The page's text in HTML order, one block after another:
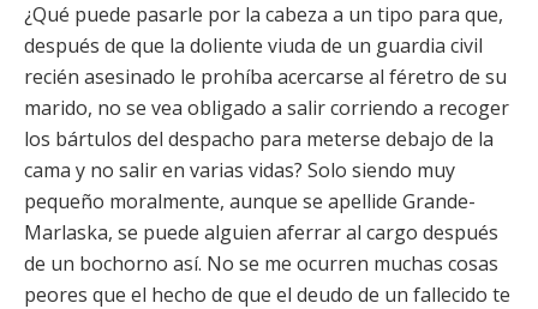
¿Qué puede pasarle por la cabeza a un tipo para que,
después de que la doliente viuda de un guardia civil
recién asesinado le prohíba acercarse al féretro de su
marido, no se vea obligado a salir corriendo a recoger
los bártulos del despacho para meterse debajo de la
cama y no salir en varias vidas? Solo siendo muy
pequeño moralmente, aunque se apellide Grande-
Marlaska, se puede alguien aferrar al cargo después
de un bochorno así. No se me ocurren muchas cosas
peores que el hecho de que el deudo de un fallecido te